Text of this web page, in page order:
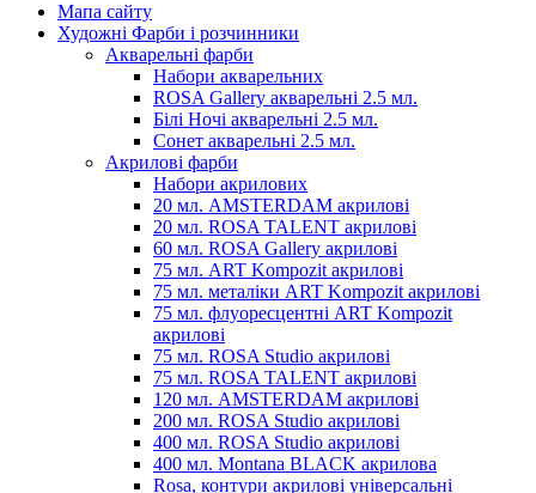
Мапа сайту
Художні Фарби і розчинники
Акварельні фарби
Набори акварельних
ROSA Gallery акварельні 2.5 мл.
Білі Ночі акварельні 2.5 мл.
Сонет акварельні 2.5 мл.
Акрилові фарби
Набори акрилових
20 мл. AMSTERDAM акрилові
20 мл. ROSA TALENT акрилові
60 мл. ROSA Gallery акрилові
75 мл. ART Kompozit акрилові
75 мл. металіки ART Kompozit акрилові
75 мл. флуоресцентні ART Kompozit
акрилові
75 мл. ROSA Studio акрилові
75 мл. ROSA TALENT акрилові
120 мл. AMSTERDAM акрилові
200 мл. ROSA Studio акрилові
400 мл. ROSA Studio акрилові
400 мл. Montana BLACK акрилова
Rosa, контури акрилові універсальні